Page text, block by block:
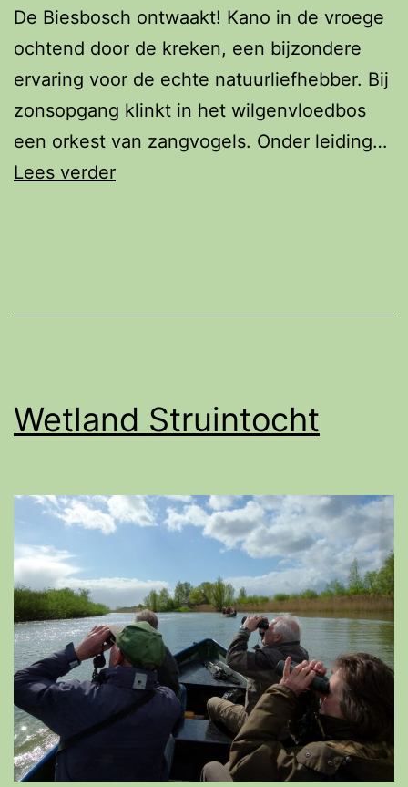
De Biesbosch ontwaakt! Kano in de vroege
ochtend door de kreken, een bijzondere
ervaring voor de echte natuurliefhebber. Bij
zonsopgang klinkt in het wilgenvloedbos
een orkest van zangvogels. Onder leiding…
Lees verderVroege
Wetland Struintocht